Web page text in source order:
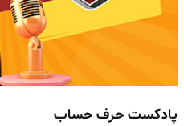
پادکست حرف حساب